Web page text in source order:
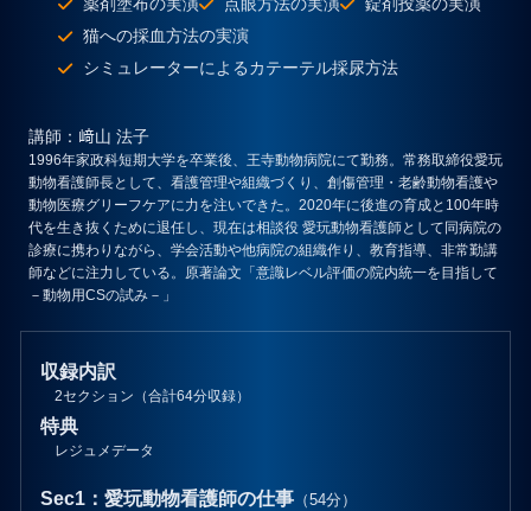
猫への採血方法の実演
シミュレーターによるカテーテル採尿方法
講師 ：﨑山 法子
1996年家政科短期大学を卒業後、王寺動物病院にて勤務。常務取締役愛玩
動物看護師長として、看護管理や組織づくり、創傷管理・老齢動物看護や
動物医療グリーフケアに力を注いできた。2020年に後進の育成と100年時
代を生き抜くために退任し、現在は相談役 愛玩動物看護師として同病院の
診療に携わりながら、学会活動や他病院の組織作り、教育指導、非常勤講
師などに注力している。原著論文「意識レベル評価の院内統一を目指して
－動物用CSの試み－」
収録内訳
2セクション（合計64分収録）
特典
レジュメデータ
Sec1：愛玩動物看護師の仕事（54分）